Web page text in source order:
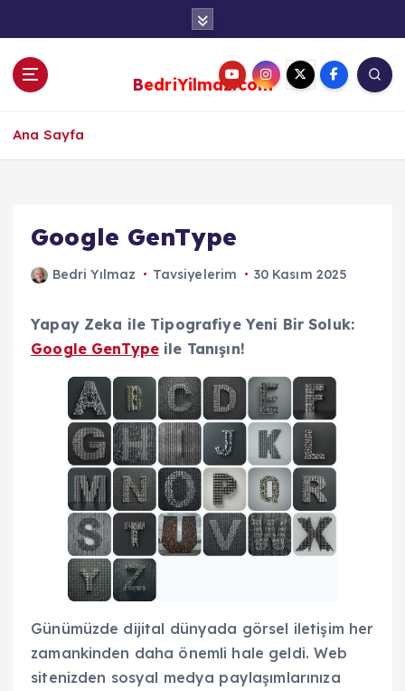
BedriYilmaz.com
Ana Sayfa
Google GenType
Bedri Yılmaz Tavsiyelerim 30 Kasım 2025
Yapay Zeka ile Tipografiye Yeni Bir Soluk:
Google GenType ile Tanışın!
Günümüzde dijital dünyada görsel iletişim her
zamankinden daha önemli hale geldi. Web
sitenizden sosyal medya paylaşımlarınıza